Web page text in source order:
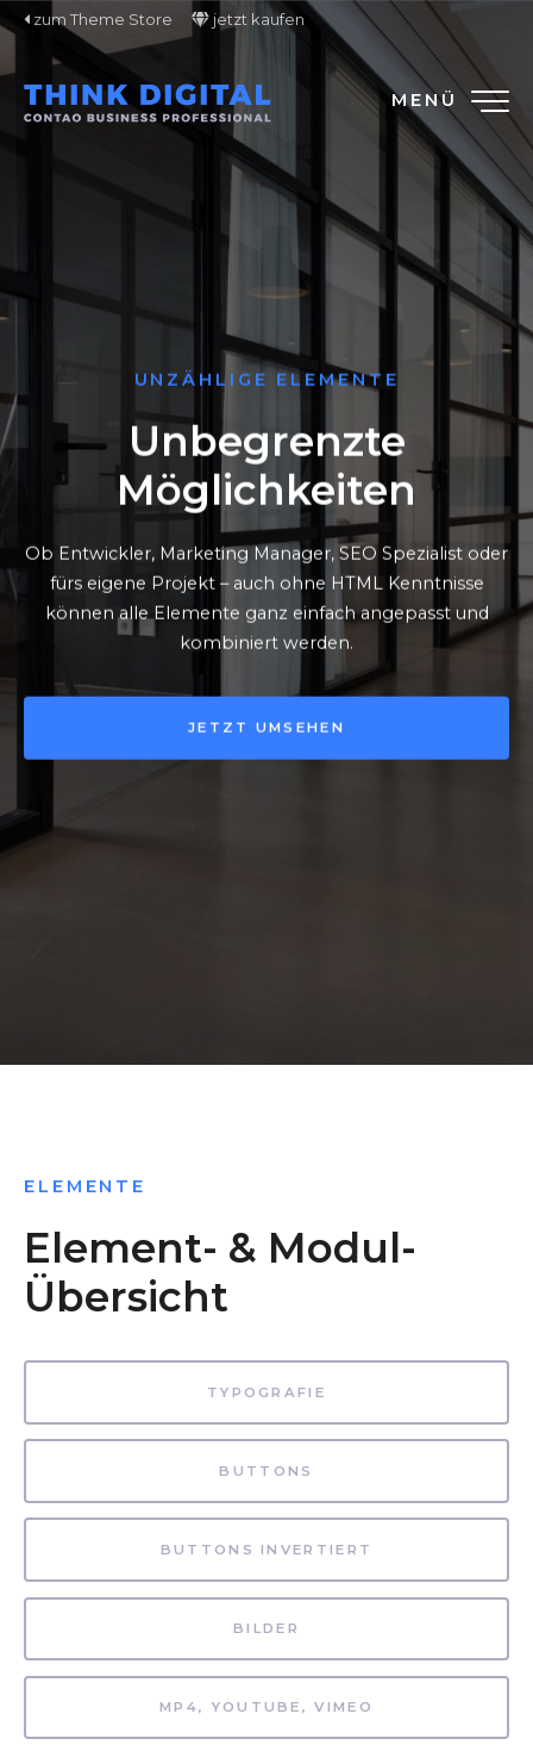
zum Theme Store jetzt kaufen
MENÜ
UNZÄHLIGE ELEMENTE
Unbegrenzte
Möglichkeiten
Ob Entwickler, Marketing Manager, SEO Spezialist oder
fürs eigene Projekt – auch ohne HTML Kenntnisse
können alle Elemente ganz einfach angepasst und
kombiniert werden.
JETZT UMSEHEN
ELEMENTE
Element- & Modul-
Übersicht
TYPOGRAFIE
BUTTONS
BUTTONS INVERTIERT
BILDER
MP4, YOUTUBE, VIMEO